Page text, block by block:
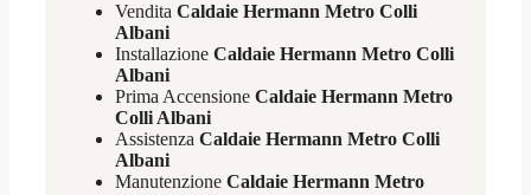
Vendita Caldaie Hermann Metro Colli
Albani
Installazione Caldaie Hermann Metro Colli
Albani
Prima Accensione Caldaie Hermann Metro
Colli Albani
Assistenza Caldaie Hermann Metro Colli
Albani
Manutenzione Caldaie Hermann Metro